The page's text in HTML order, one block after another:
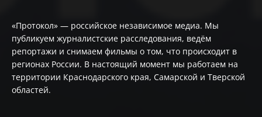
«Протокол» — российское независимое медиа. Мы
публикуем журналистские расследования, ведём
репортажи и снимаем фильмы о том, что происходит в
регионах России. В настоящий момент мы работаем на
территории Краснодарского края, Самарской и Тверской
областей.